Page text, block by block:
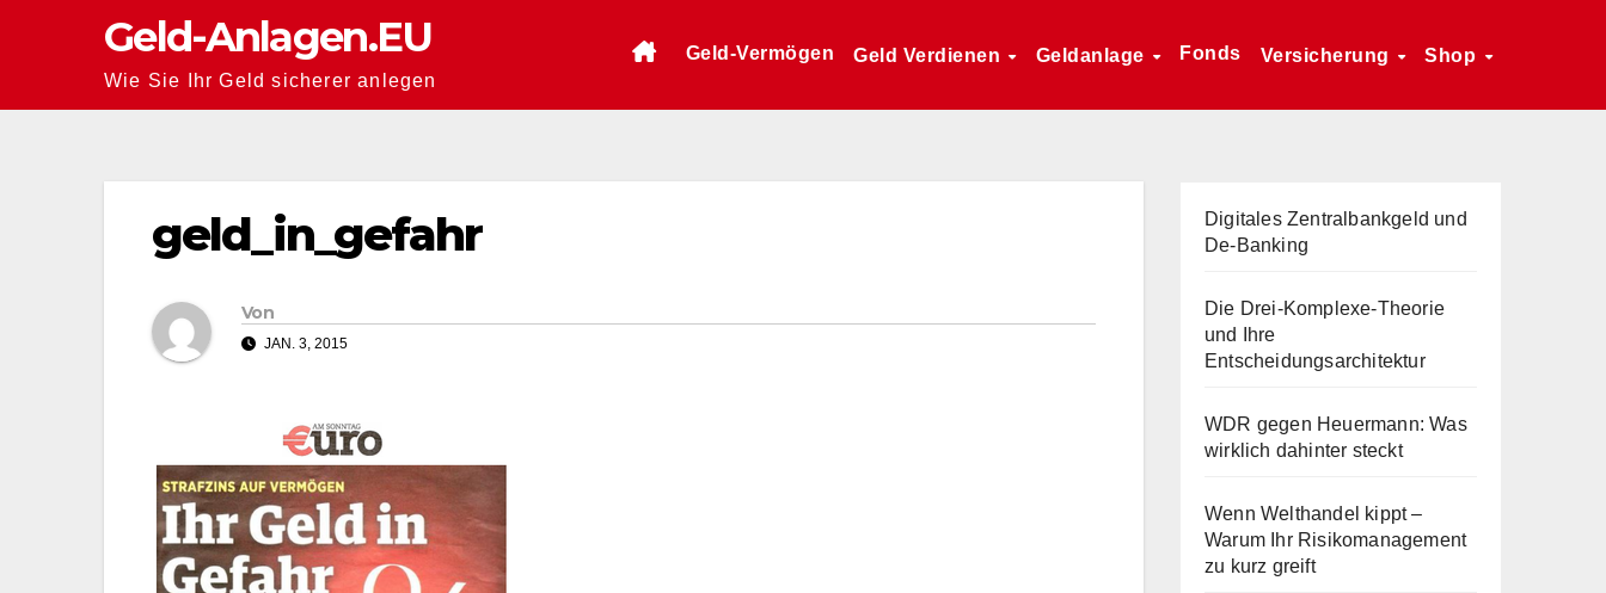
Geld-Anlagen.EU
Wie Sie Ihr Geld sicherer anlegen
Geld-Vermögen Geld Verdienen Geldanlage Fonds Versicherung Shop
geld_in_gefahr
Von
JAN. 3, 2015
Digitales Zentralbankgeld und
De-Banking
Die Drei-Komplexe-Theorie
und Ihre
Entscheidungsarchitektur
WDR gegen Heuermann: Was
wirklich dahinter steckt
Wenn Welthandel kippt –
Warum Ihr Risikomanagement
zu kurz greift